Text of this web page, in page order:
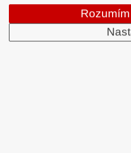
Od roku 1992